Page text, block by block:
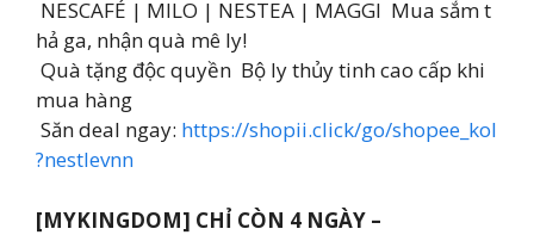
NESCAFÉ | MILO | NESTEA | MAGGI Mua sắm t
hả ga, nhận quà mê ly!
Quà tặng độc quyền Bộ ly thủy tinh cao cấp khi
mua hàng
Săn deal ngay: https://shopii.click/go/shopee_kol
?nestlevnn
[MYKINGDOM] CHỈ CÒN 4 NGÀY –